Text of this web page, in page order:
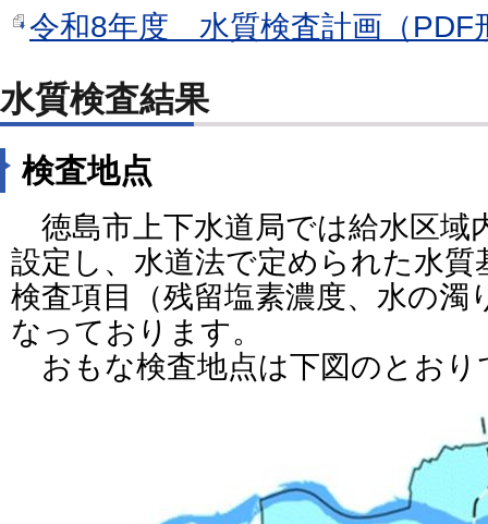
令和8年度 水質検査計画（PDF
水質検査結果
検査地点
徳島市上下水道局では給水区域
設定し、水道法で定められた水質
検査項目（残留塩素濃度、水の濁
なっております。
おもな検査地点は下図のとおり